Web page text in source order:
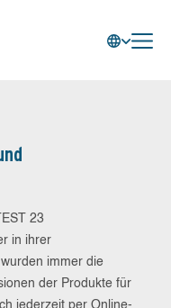
23
in ihrer
immer die
der Produkte für
jederzeit per Online-